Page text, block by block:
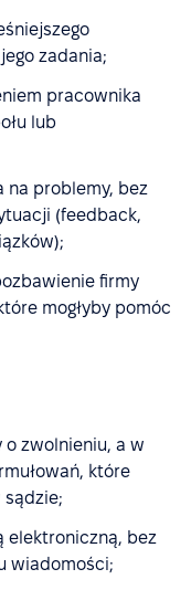
zadania;
pracownika
lub
na problemy, bez
(feedback,
firmy
mogłyby pomóc
zwolnieniu, a w
które
elektroniczną, bez
wiadomości;